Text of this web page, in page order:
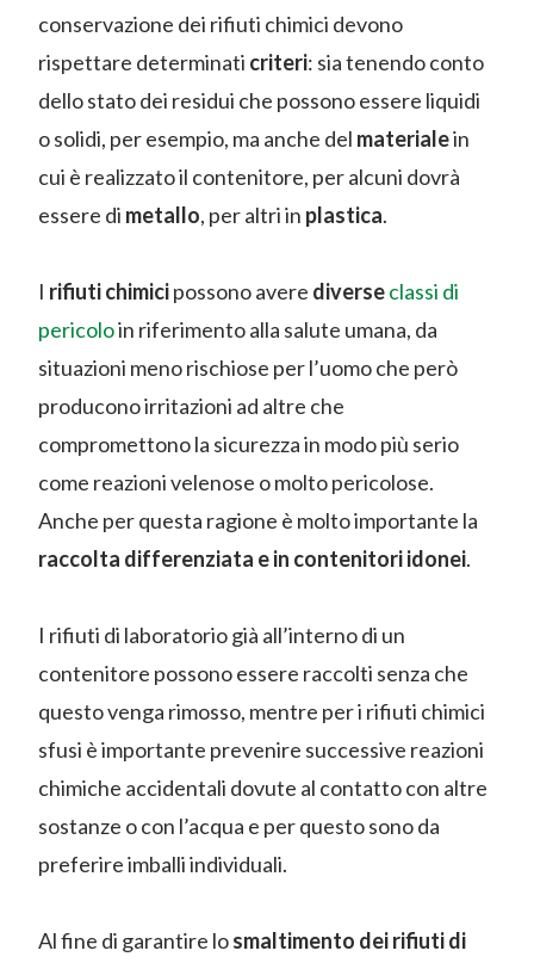
conservazione dei rifiuti chimici devono
rispettare determinati criteri: sia tenendo conto
dello stato dei residui che possono essere liquidi
o solidi, per esempio, ma anche del materialein
cui è realizzato il contenitore, per alcuni dovrà
essere di metallo, per altri in plastica.
I rifiuti chimicipossono avere diverseclassi di
pericoloin riferimento alla salute umana, da
situazioni meno rischiose per l’uomo che però
producono irritazioni ad altre che
compromettono la sicurezza in modo più serio
come reazioni velenose o molto pericolose.
Anche per questa ragione è molto importante la
raccolta differenziata e in contenitori idonei.
I rifiuti di laboratorio già all’interno di un
contenitore possono essere raccolti senza che
questo venga rimosso, mentre per i rifiuti chimici
sfusi è importante prevenire successive reazioni
chimiche accidentali dovute al contatto con altre
sostanze o con l’acqua e per questo sono da
preferire imballi individuali.
Al fine di garantire losmaltimento dei rifiuti di